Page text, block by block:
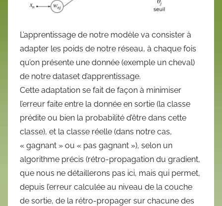
L’apprentissage de notre modèle va consister à
adapter les poids de notre réseau, à chaque fois
qu’on présente une donnée (exemple un cheval)
de notre dataset d’apprentissage.
Cette adaptation se fait de façon à minimiser
l’erreur faite entre la donnée en sortie (la classe
prédite ou bien la probabilité d’être dans cette
classe), et la classe réelle (dans notre cas,
« gagnant » ou « pas gagnant »), selon un
algorithme précis (rétro-propagation du gradient,
que nous ne détaillerons pas ici, mais qui permet,
depuis l’erreur calculée au niveau de la couche
de sortie, de la rétro-propager sur chacune des